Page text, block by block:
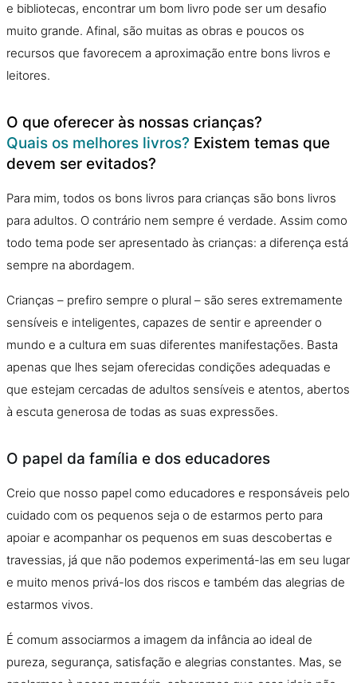
e bibliotecas, encontrar um bom livro pode ser um desafio
muito grande. Afinal, são muitas as obras e poucos os
recursos que favorecem a aproximação entre bons livros e
leitores.
O que oferecer às nossas crianças?
Quais os melhores livros? Existem temas que
devem ser evitados?
Para mim, todos os bons livros para crianças são bons livros
para adultos. O contrário nem sempre é verdade. Assim como
todo tema pode ser apresentado às crianças: a diferença está
sempre na abordagem.
Crianças – prefiro sempre o plural – são seres extremamente
sensíveis e inteligentes, capazes de sentir e apreender o
mundo e a cultura em suas diferentes manifestações. Basta
apenas que lhes sejam oferecidas condições adequadas e
que estejam cercadas de adultos sensíveis e atentos, abertos
à escuta generosa de todas as suas expressões.
O papel da família e dos educadores
Creio que nosso papel como educadores e responsáveis pelo
cuidado com os pequenos seja o de estarmos perto para
apoiar e acompanhar os pequenos em suas descobertas e
travessias, já que não podemos experimentá-las em seu lugar
e muito menos privá-los dos riscos e também das alegrias de
estarmos vivos.
É comum associarmos a imagem da infância ao ideal de
pureza, segurança, satisfação e alegrias constantes. Mas, se